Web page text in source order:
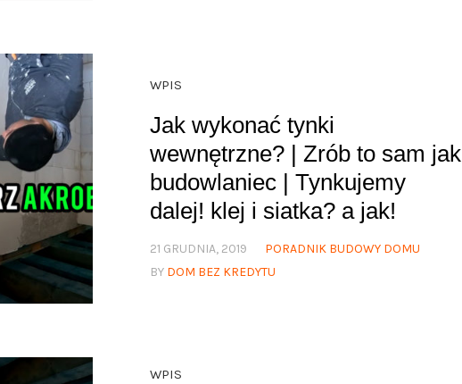
WPIS
Jak wykonać tynki
wewnętrzne? | Zrób to sam jak
budowlaniec | Tynkujemy
dalej! klej i siatka? a jak!
21 GRUDNIA, 2019
PORADNIK BUDOWY DOMU
BY DOM BEZ KREDYTU
WPIS